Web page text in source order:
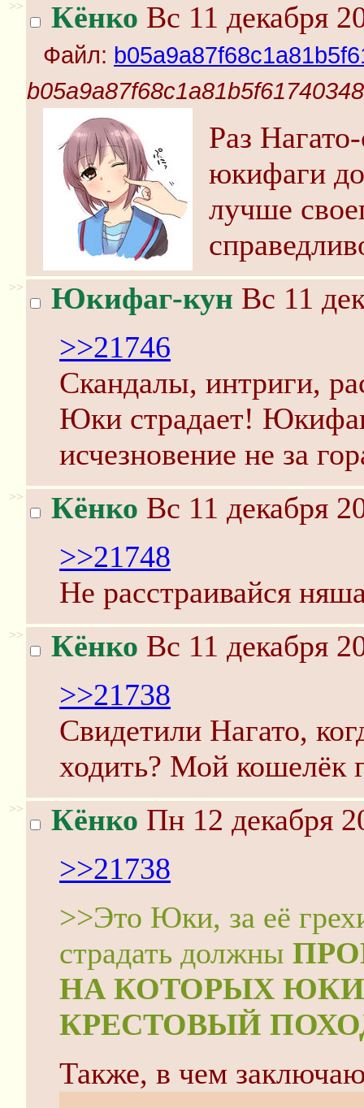
>> Кёнко Вс 11 декабря
Файл:
Раз
юкифаги
лучше
>> Юкифаг-кун Вс 11
>>21746
Скандалы, интриги,
Юки страдает!
исчезновение не за
>> Кёнко Вс 11 декабря
>>21748
Не расстраивайся
>> Кёнко Вс 11 декабря
>>21738
Свидетили Нагато,
ходить? Мой кошелёк
>> Кёнко Пн 12 декабря
>>21738
>>Это Юки, за её
страдать должны
НА КОТОРЫХ
КРЕСТОВЫЙ
Также, в чем